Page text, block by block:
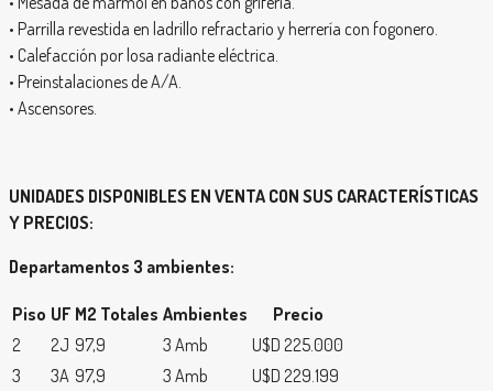
• Parrilla revestida en ladrillo refractario y herrería con fogonero.
• Calefacción por losa radiante eléctrica.
• Preinstalaciones de A/A.
• Ascensores.
UNIDADES DISPONIBLES EN VENTA CON SUS CARACTERÍSTICAS
Y PRECIOS:
Departamentos 3 ambientes:
Piso UF M2 Totales Ambientes
Precio
2
2J 97,9 3 Amb
U$D 225.000
3
3A 97,9 3 Amb
U$D 229.199